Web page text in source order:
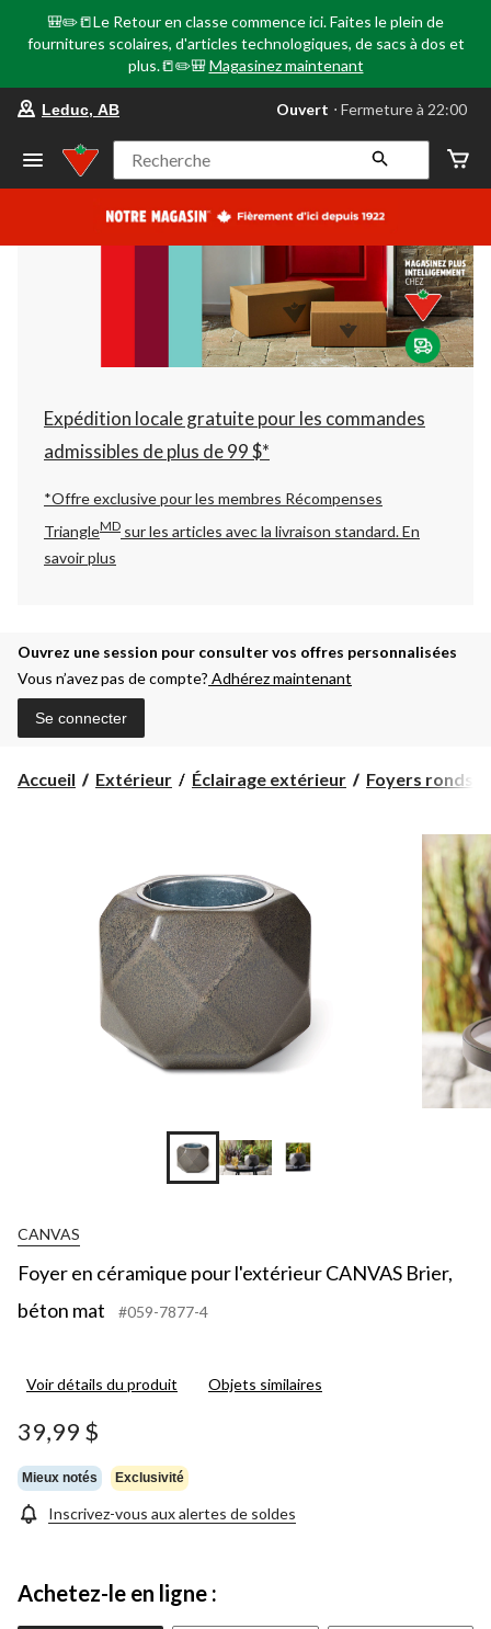
🎒✏️📒Le Retour en classe commence ici. Faites le plein de
fournitures scolaires, d'articles technologiques, de sacs à dos et
plus.📒✏️🎒 Magasinez maintenant
votre
préféré
Leduc,
AB,
courament
Fermeture
à
22:00
cliquer
pour
changer
Leduc, AB Ouvert ⋅ Fermeture à 22:00
Recherche
Expédition locale gratuite pour les commandes
admissibles de plus de 99 $*
*Offre exclusive pour les membres Récompenses
TriangleMD sur les articles avec la livraison standard.En
savoir plus
Ouvrez une session pour consulter vos offres personnalisées
Vous n’avez pas de compte? Adhérez maintenant
Se connecter
Accueil Extérieur Éclairage extérieur Foyers ronds
CANVAS
Foyer en céramique pour l'extérieur CANVAS Brier,
béton mat
#059-7877-4
Voir détails du produit Objets similaires
39,99 $
Mieux notés Exclusivité
Inscrivez-vous aux alertes de soldes
Achetez-le en ligne :